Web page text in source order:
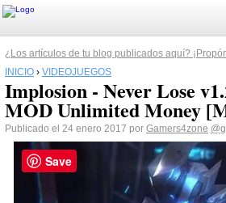
¿Los artículos de tu blog publicados aquí?
INICIO › VIDEOJUEGOS
Implosion - Never Lose
MOD Unlimited Money
Publicado el 24 enero 2017 por Gamers4zone
Save